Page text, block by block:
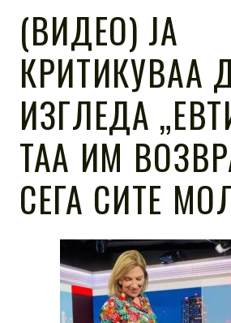
(ВИДЕО) ЈА
КРИТИКУВАА
ИЗГЛЕДА
ТАА ИМ
СЕГА СИТЕ